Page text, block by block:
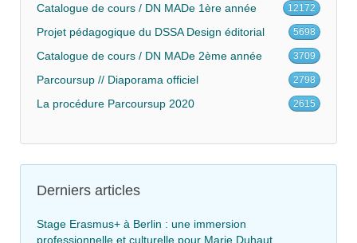
Catalogue de cours / DN MADe 1ère année 12172
Projet pédagogique du DSSA Design éditorial 5698
Catalogue de cours / DN MADe 2ème année 3709
Parcoursup // Diaporama officiel 2798
La procédure Parcoursup 2020 2615
Derniers articles
Stage Erasmus+ à Berlin : une immersion
professionnelle et culturelle pour Marie Duhaut